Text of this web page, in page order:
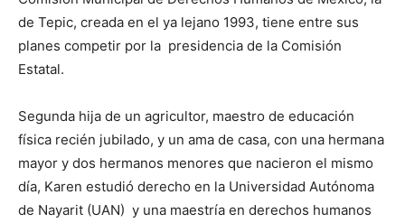
de Tepic, creada en el ya lejano 1993, tiene entre sus
planes competir por la presidencia de la Comisión
Estatal.
Segunda hija de un agricultor, maestro de educación
física recién jubilado, y un ama de casa, con una hermana
mayor y dos hermanos menores que nacieron el mismo
día, Karen estudió derecho en la Universidad Autónoma
de Nayarit (UAN) y una maestría en derechos humanos